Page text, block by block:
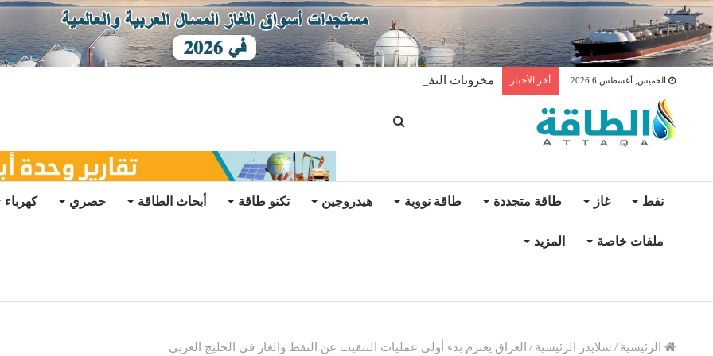
الخميس, أغسطس 6 2026 أخر الأخبار مخزونات النفط الأميركية ترتفع 2.5 مليون برميل عكس التوقعات
نفط غاز طاقة متجددة طاقة نووية هيدروجين تكنو طاقة أبحاث الطاقة حصري كهرباء
ملفات خاصة المزيد
الرئيسية / سلايدر الرئيسية / العراق يعتزم بدء أولى عمليات التنقيب عن النفط والغاز في الخليج العربي